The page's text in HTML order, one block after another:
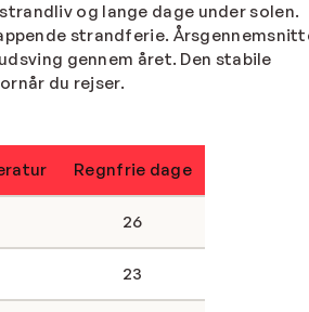
og lange dage under solen.
strandferie.
gennem året. Den stabile
du rejser.
Regnfrie dage
26
23